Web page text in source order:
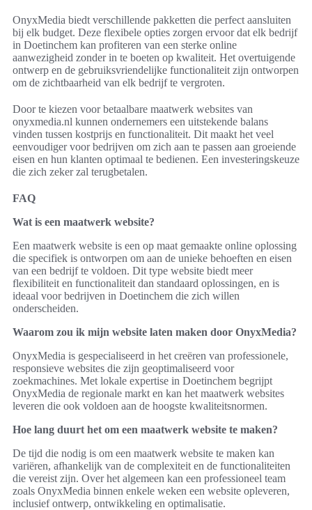
OnyxMedia biedt verschillende pakketten die perfect aansluiten
bij elk budget. Deze flexibele opties zorgen ervoor dat elk bedrijf
in Doetinchem kan profiteren van een sterke online
aanwezigheid zonder in te boeten op kwaliteit. Het overtuigende
ontwerp en de gebruiksvriendelijke functionaliteit zijn ontworpen
om de zichtbaarheid van elk bedrijf te vergroten.
Door te kiezen voor betaalbare maatwerk websites van
onyxmedia.nl kunnen ondernemers een uitstekende balans
vinden tussen kostprijs en functionaliteit. Dit maakt het veel
eenvoudiger voor bedrijven om zich aan te passen aan groeiende
eisen en hun klanten optimaal te bedienen. Een investeringskeuze
die zich zeker zal terugbetalen.
FAQ
Wat is een maatwerk website?
Een maatwerk website is een op maat gemaakte online oplossing
die specifiek is ontworpen om aan de unieke behoeften en eisen
van een bedrijf te voldoen. Dit type website biedt meer
flexibiliteit en functionaliteit dan standaard oplossingen, en is
ideaal voor bedrijven in Doetinchem die zich willen
onderscheiden.
Waarom zou ik mijn website laten maken door OnyxMedia?
OnyxMedia is gespecialiseerd in het creëren van professionele,
responsieve websites die zijn geoptimaliseerd voor
zoekmachines. Met lokale expertise in Doetinchem begrijpt
OnyxMedia de regionale markt en kan het maatwerk websites
leveren die ook voldoen aan de hoogste kwaliteitsnormen.
Hoe lang duurt het om een maatwerk website te maken?
De tijd die nodig is om een maatwerk website te maken kan
variëren, afhankelijk van de complexiteit en de functionaliteiten
die vereist zijn. Over het algemeen kan een professioneel team
zoals OnyxMedia binnen enkele weken een website opleveren,
inclusief ontwerp, ontwikkeling en optimalisatie.